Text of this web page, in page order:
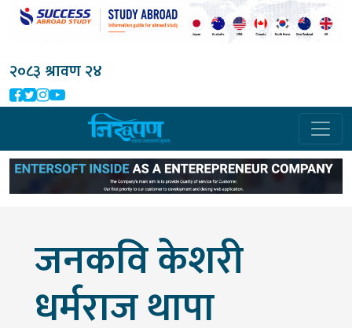
२०८३ श्रावण २४
जनकवि केशरी
धर्मराज थापा